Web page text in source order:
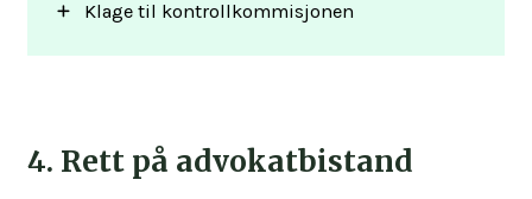
helseopplysninger fordi det ikke er sikkert
nok.
Klage til kontrollkommisjonen
når de er tilstede på institusjonen. I de fleste
4. Rett på advokatbistand